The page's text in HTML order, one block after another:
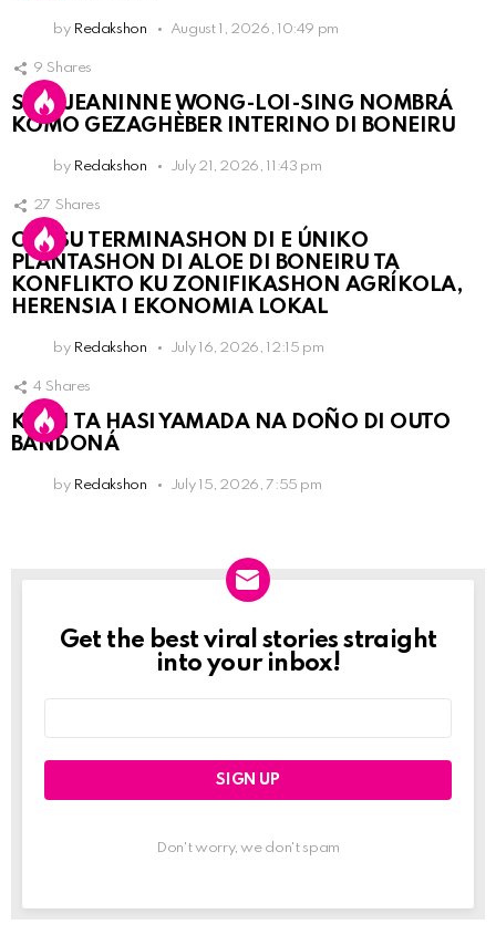
by Redakshon August 1, 2026, 10:49 pm
9 Shares
SRA. JEANINNE WONG-LOI-SING NOMBRÁ
KOMO GEZAGHÈBER INTERINO DI BONEIRU
by Redakshon July 21, 2026, 11:43 pm
27 Shares
OLB SU TERMINASHON DI E ÚNIKO
PLANTASHON DI ALOE DI BONEIRU TA
KONFLIKTO KU ZONIFIKASHON AGRÍKOLA,
HERENSIA I EKONOMIA LOKAL
by Redakshon July 16, 2026, 12:15 pm
4 Shares
KPCN TA HASI YAMADA NA DOÑO DI OUTO
BANDONÁ
by Redakshon July 15, 2026, 7:55 pm
Newslett
Get the best viral stories straight
into your inbox!
Don't worry, we don't spam